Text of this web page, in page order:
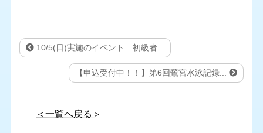
10/5(日)実施のイベント 初級者...
【申込受付中！！】第6回鷺宮水泳記録...
＜一覧へ戻る＞